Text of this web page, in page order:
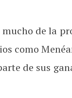
mucho de la
como
de sus